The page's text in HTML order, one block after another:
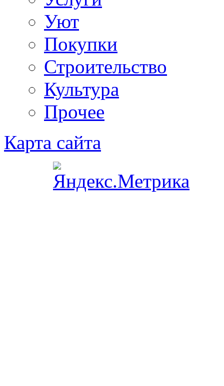
Уют
Покупки
Строительство
Культура
Прочее
Карта сайта